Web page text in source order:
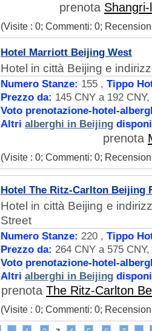
prenota
(Visite : 0; Commenti: 0;
Hotel Marriott Beijing West
Hotel in città Beijing e
Numero Stanze: 155 , Tippo
Prezzo da: 145 CNY a 192
Voto prenotazione-hotel-
Altri alberghi in Beijing
prenota
(Visite : 0; Commenti: 0;
Hotel The Ritz-Carlton Beijing
Hotel in città Beijing e
Street
Numero Stanze: 220 , Tippo
Prezzo da: 264 CNY a 575
Voto prenotazione-hotel-
Altri alberghi in Beijing
prenota The Ritz-Carlton
(Visite : 0; Commenti: 0;